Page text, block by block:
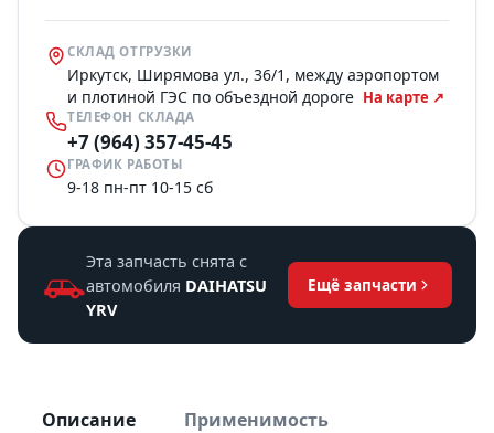
СКЛАД ОТГРУЗКИ
Иркутск, Ширямова ул., 36/1, между аэропортом
и плотиной ГЭС по объездной дороге На карте ↗
ТЕЛЕФОН СКЛАДА
+7 (964) 357-45-45
ГРАФИК РАБОТЫ
9-18 пн-пт 10-15 сб
Эта запчасть снята с
автомобиля DAIHATSU
YRV
Ещё запчасти
Описание Применимость